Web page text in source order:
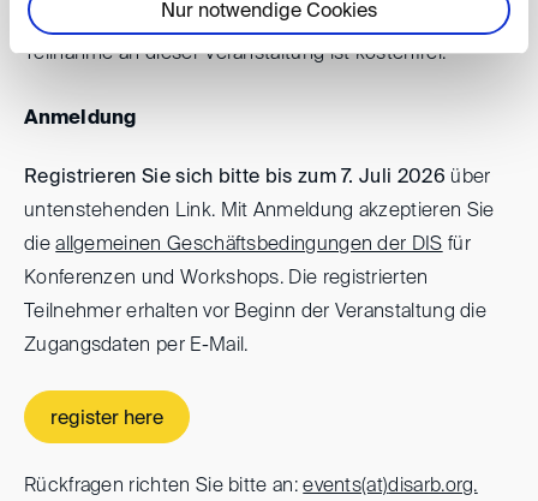
Nur notwendige Cookies
Weitere Informationen finden Sie imProgramm
Teilnahme an dieser Veranstaltung ist kostenfrei.
Anmeldung
Registrieren Sie sich bitte bis zum 7. Juli 2026 über
untenstehenden Link. Mit Anmeldung akzeptieren Sie
dieallgemeinen Geschäftsbedingungen der DIS für
Konferenzen und Workshops. Die registrierten
Teilnehmer erhalten vor Beginn der Veranstaltung die
Zugangsdaten per E-Mail.
register here
Rückfragen richten Sie bitte an:events(at)disarb.org.